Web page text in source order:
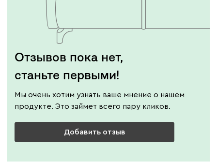
Отзывов пока нет,
станьте первыми!
Мы очень хотим узнать ваше мнение о нашем
продукте. Это займет всего пару кликов.
Добавить отзыв